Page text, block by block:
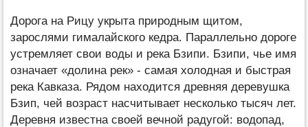
Дорога на Рицу укрыта природным щитом,
зарослями гималайского кедра. Параллельно дороге
устремляет свои воды и река Бзипи. Бзипи, чье имя
означает «долина рек» - самая холодная и быстрая
река Кавказа. Рядом находится древняя деревушка
Бзип, чей возраст насчитывает несколько тысяч лет.
Деревня известна своей вечной радугой: водопад,